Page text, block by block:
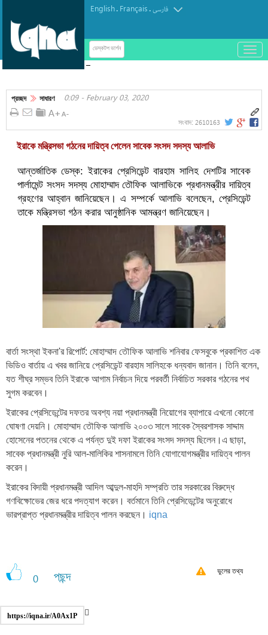
English. Français.فارسی
ডেস্কটপ ভার্শন
باز
و
کردن
বাবা-মায়ের অনুপ্রেরণায় সন্তানেরা হয়ে উঠেছেন পুরোপুরি
প্রচ্ছদ সাধারণ 0:09 - February 03, 2020
সংবাদ: 2610163
ইরাকে মন্ত্রিসভা গঠনের দায়িত্ব পেলেন সাবেক সংসদ সদস্য আলাভি
আন্তর্জাতিক ডেস্ক: ইরাকের প্রেসিডেন্ট বারহাম সালিহ দেশটির সাবেক
পার্লামেন্ট সংসদ সদস্য মোহাম্মাদ তৌফিক আলাভিকে প্রধানমন্ত্রীর দায়িত্ব
গ্রহণের আহ্বান জানিয়েছেন। এ সম্পর্কে আলাভি বলেছেন, প্রেসিডেন্ট
তাকে মন্ত্রিসভা গঠন করার আনুষ্ঠানিক আমন্ত্রণ জানিয়েছেন।
বার্তা সংস্থা ইকনা'র রিপোর্ট: মোহাম্মাদ তৌফিক আলাভি শনিবার ফেসবুকে প্রকাশিত এক
ভিডিও বার্তায় এ খবর জানিয়ে প্রেসিডেন্ট বারহাম সালিহকে ধন্যবাদ জানান। তিনি বলেন,
যত শীঘ্র সম্ভব তিনি ইরাকে আগাম নির্বাচন দিয়ে পরবর্তী নির্বাচিত সরকার গঠনের পথ
সুগম করবেন।
ইরাকের প্রেসিডেন্টের দফতর অবশ্য নয়া প্রধানমন্ত্রী নিয়োগের ব্যাপারে এখনো কোনো
ঘোষণা দেয়নি। মোহাম্মাদ তৌফিক আলাভি ২০০৩ সালে সাবেক স্বৈরশাসক সাদ্দাম
হোসেনের পতনের থেকে এ পর্যন্ত দুই দফা ইরাকের সংসদ সদস্য ছিলেন।এ ছাড়া,
সাবেক প্রধানমন্ত্রী নুরি আল-মালিকির শাসনামলে তিনি যোগাযোগমন্ত্রীর দায়িত্ব পালন
করেন।
ইরাকের বিদায়ী প্রধানমন্ত্রী আদিল আব্দুল-মাহদি সম্প্রতি তার সরকারের বিরুদ্ধে
গণবিক্ষোভের জের ধরে পদত্যাগ করেন। বর্তমানে তিনি প্রেসিডেন্টের অনুরোধে
ভারপ্রাপ্ত প্রধানমন্ত্রীর দায়িত্ব পালন করছেন। iqna
0 পছন্দ ভুলের তথ্য
https://iqna.ir/A0Ax1P